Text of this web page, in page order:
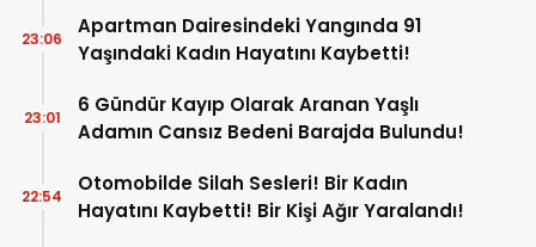
Apartman Dairesindeki Yangında 91
Yaşındaki Kadın Hayatını Kaybetti!
23:06
6 Gündür Kayıp Olarak Aranan Yaşlı
Adamın Cansız Bedeni Barajda Bulundu!
23:01
Otomobilde Silah Sesleri! Bir Kadın
Hayatını Kaybetti! Bir Kişi Ağır Yaralandı!
22:54